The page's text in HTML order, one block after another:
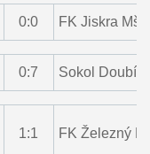
0:0 FK Jiskra
0:7 Sokol Doubí
1:1 FK Železný